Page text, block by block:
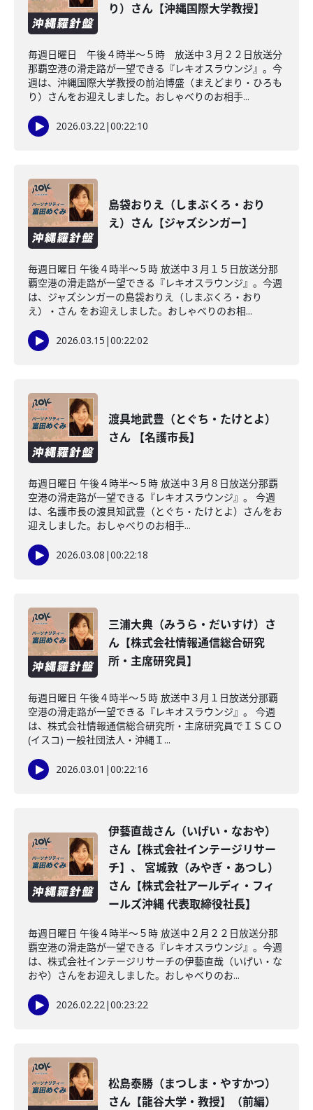
り）さん【沖縄国際大学教授】
毎週日曜日 午後４時半～５時 放送中３月２２日放送分
那覇空港の滑走路が一望できる『レキオスラウンジ』。今
週は、沖縄国際大学教授の前泊博盛（まえどまり・ひろも
り）さんをお迎えしました。おしゃべりのお相手...
2026.03.22|00:22:10
島袋おりえ（しまぶくろ・おり
え）さん【ジャズシンガー】
毎週日曜日 午後４時半～５時 放送中３月１５日放送分那
覇空港の滑走路が一望できる『レキオスラウンジ』。今週
は、ジャズシンガーの島袋おりえ（しまぶくろ・おり
え）・さん をお迎えしました。おしゃべりのお相...
2026.03.15 |00:22:02
渡具地武豊（とぐち・たけとよ）
さん 【名護市長】
毎週日曜日 午後４時半～５時 放送中３月８日放送分那覇
空港の滑走路が一望できる『レキオスラウンジ』。 今週
は、名護市長の渡具知武豊（とぐち・たけとよ）さんをお
迎えしました。おしゃべりのお相手...
2026.03.08 |00:22:18
三浦大典（みうら・だいすけ）さ
ん【株式会社情報通信総合研究
所・主席研究員】
毎週日曜日 午後４時半～５時 放送中３月１日放送分那覇
空港の滑走路が一望できる『レキオスラウンジ』。 今週
は、株式会社情報通信総合研究所・主席研究員でＩＳＣＯ
(イスコ) 一般社団法人・沖縄Ｉ...
2026.03.01 |00:22:16
伊藝直哉さん（いげい・なおや）
さん【株式会社インテージリサー
チ】、 宮城敦（みやぎ・あつし）
さん【株式会社アールディ・フィ
ールズ沖縄 代表取締役社長】
毎週日曜日 午後４時半～５時 放送中２月２２日放送分那
覇空港の滑走路が一望できる『レキオスラウンジ』。今週
は、株式会社インテージリサーチの伊藝直哉（いげい・な
おや）さんをお迎えしました。おしゃべりのお...
2026.02.22|00:23:22
松島泰勝（まつしま・やすかつ）
さん【龍谷大学・教授】（前編）